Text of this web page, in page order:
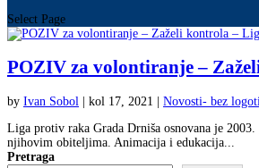
Select Page
POZIV za volontiranje –
by Ivan Sobol kol 17, 2021
Novosti- bez
Liga protiv raka Grada Drniša osnovana je
njihovim obiteljima. Animacija i edukacija...
Pretraga